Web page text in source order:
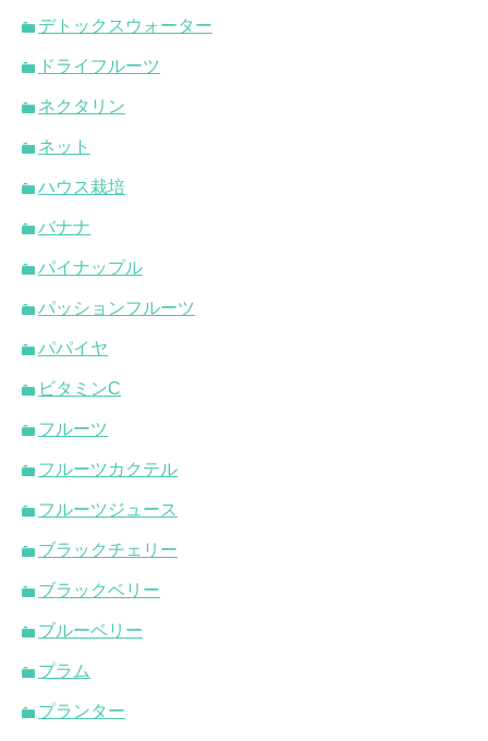
デトックスウォーター
ドライフルーツ
ネクタリン
ネット
ハウス栽培
バナナ
パイナップル
パッションフルーツ
パパイヤ
ビタミンC
フルーツ
フルーツカクテル
フルーツジュース
ブラックチェリー
ブラックベリー
ブルーベリー
プラム
プランター